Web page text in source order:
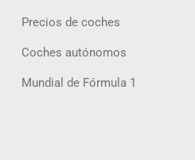
Precios de coches
Coches autónomos
Mundial de Fórmula 1